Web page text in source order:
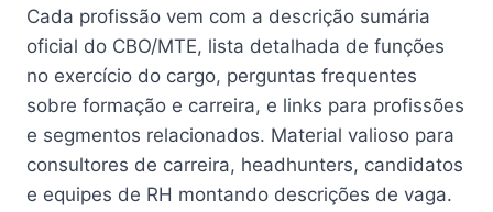
Cada profissão vem com a descrição sumária
oficial do CBO/MTE, lista detalhada de funções
no exercício do cargo, perguntas frequentes
sobre formação e carreira, e links para profissões
e segmentos relacionados. Material valioso para
consultores de carreira, headhunters, candidatos
e equipes de RH montando descrições de vaga.